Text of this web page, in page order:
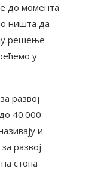
до момента
ништа да
решење
у
развој
40.000
и
развој
стопа